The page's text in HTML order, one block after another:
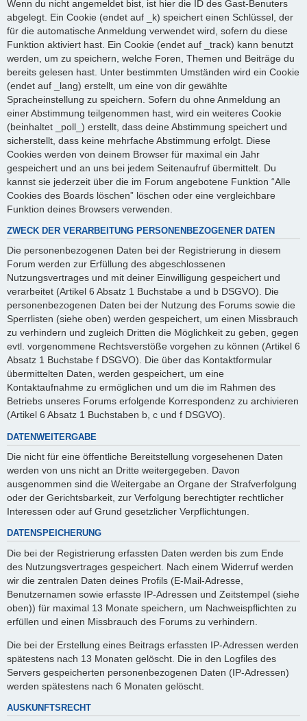
Wenn du nicht angemeldet bist, ist hier die ID des Gast-Benuters
abgelegt. Ein Cookie (endet auf _k) speichert einen Schlüssel, der
für die automatische Anmeldung verwendet wird, sofern du diese
Funktion aktiviert hast. Ein Cookie (endet auf _track) kann benutzt
werden, um zu speichern, welche Foren, Themen und Beiträge du
bereits gelesen hast. Unter bestimmten Umständen wird ein Cookie
(endet auf _lang) erstellt, um eine von dir gewählte
Spracheinstellung zu speichern. Sofern du ohne Anmeldung an
einer Abstimmung teilgenommen hast, wird ein weiteres Cookie
(beinhaltet _poll_) erstellt, dass deine Abstimmung speichert und
sicherstellt, dass keine mehrfache Abstimmung erfolgt. Diese
Cookies werden von deinem Browser für maximal ein Jahr
gespeichert und an uns bei jedem Seitenaufruf übermittelt. Du
kannst sie jederzeit über die im Forum angebotene Funktion “Alle
Cookies des Boards löschen” löschen oder eine vergleichbare
Funktion deines Browsers verwenden.
ZWECK DER VERARBEITUNG PERSONENBEZOGENER DATEN
Die personenbezogenen Daten bei der Registrierung in diesem
Forum werden zur Erfüllung des abgeschlossenen
Nutzungsvertrages und mit deiner Einwilligung gespeichert und
verarbeitet (Artikel 6 Absatz 1 Buchstabe a und b DSGVO). Die
personenbezogenen Daten bei der Nutzung des Forums sowie die
Sperrlisten (siehe oben) werden gespeichert, um einen Missbrauch
zu verhindern und zugleich Dritten die Möglichkeit zu geben, gegen
evtl. vorgenommene Rechtsverstöße vorgehen zu können (Artikel 6
Absatz 1 Buchstabe f DSGVO). Die über das Kontaktformular
übermittelten Daten, werden gespeichert, um eine
Kontaktaufnahme zu ermöglichen und um die im Rahmen des
Betriebs unseres Forums erfolgende Korrespondenz zu archivieren
(Artikel 6 Absatz 1 Buchstaben b, c und f DSGVO).
DATENWEITERGABE
Die nicht für eine öffentliche Bereitstellung vorgesehenen Daten
werden von uns nicht an Dritte weitergegeben. Davon
ausgenommen sind die Weitergabe an Organe der Strafverfolgung
oder der Gerichtsbarkeit, zur Verfolgung berechtigter rechtlicher
Interessen oder auf Grund gesetzlicher Verpflichtungen.
DATENSPEICHERUNG
Die bei der Registrierung erfassten Daten werden bis zum Ende
des Nutzungsvertrages gespeichert. Nach einem Widerruf werden
wir die zentralen Daten deines Profils (E-Mail-Adresse,
Benutzernamen sowie erfasste IP-Adressen und Zeitstempel (siehe
oben)) für maximal 13 Monate speichern, um Nachweispflichten zu
erfüllen und einen Missbrauch des Forums zu verhindern.
Die bei der Erstellung eines Beitrags erfassten IP-Adressen werden
spätestens nach 13 Monaten gelöscht. Die in den Logfiles des
Servers gespeicherten personenbezogenen Daten (IP-Adressen)
werden spätestens nach 6 Monaten gelöscht.
AUSKUNFTSRECHT